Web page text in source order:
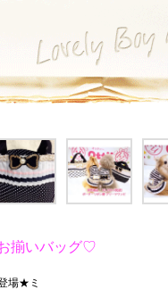
揃いバッグ♡
場★ミ